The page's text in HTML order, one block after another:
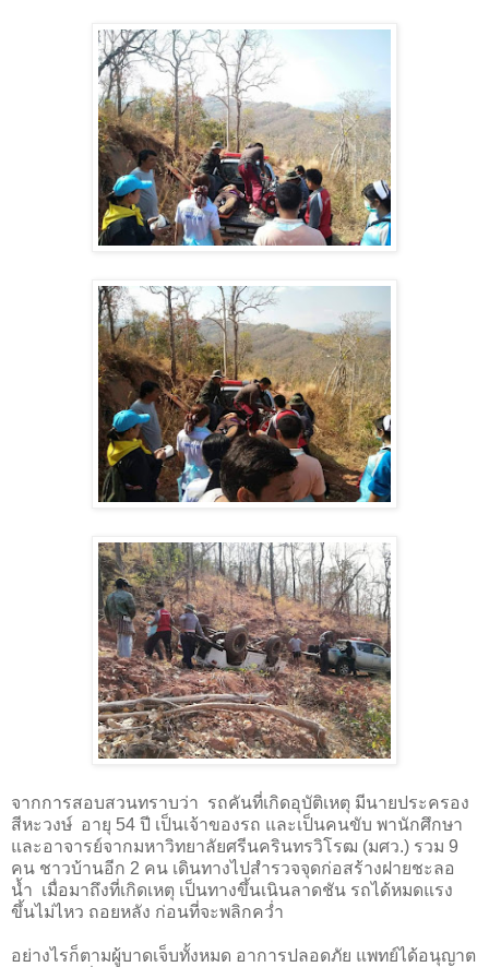
จากการสอบสวนทราบว่า รถคันที่เกิดอุบัติเหตุ มีนายประครอง
สีหะวงษ์ อายุ 54 ปี เป็นเจ้าของรถ และเป็นคนขับ พานักศึกษา
และอาจารย์จากมหาวิทยาลัยศรีนครินทรวิโรฒ (มศว.) รวม 9
คน ชาวบ้านอีก 2 คน เดินทางไปสำรวจจุดก่อสร้างฝายชะลอ
น้ำ เมื่อมาถึงที่เกิดเหตุ เป็นทางขึ้นเนินลาดชัน รถได้หมดแรง
ขึ้นไม่ไหว ถอยหลัง ก่อนที่จะพลิกคว่ำ
อย่างไรก็ตามผู้บาดเจ็บทั้งหมด อาการปลอดภัย แพทย์ได้อนุญาต